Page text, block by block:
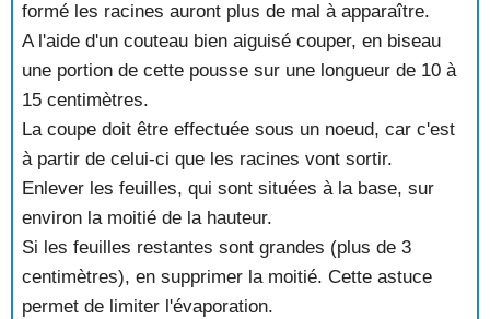
formé les racines auront plus de mal à apparaître.
A l'aide d'un couteau bien aiguisé couper, en biseau
une portion de cette pousse sur une longueur de 10 à
15 centimètres.
La coupe doit être effectuée sous un noeud, car c'est
à partir de celui-ci que les racines vont sortir.
Enlever les feuilles, qui sont situées à la base, sur
environ la moitié de la hauteur.
Si les feuilles restantes sont grandes (plus de 3
centimètres), en supprimer la moitié. Cette astuce
permet de limiter l'évaporation.